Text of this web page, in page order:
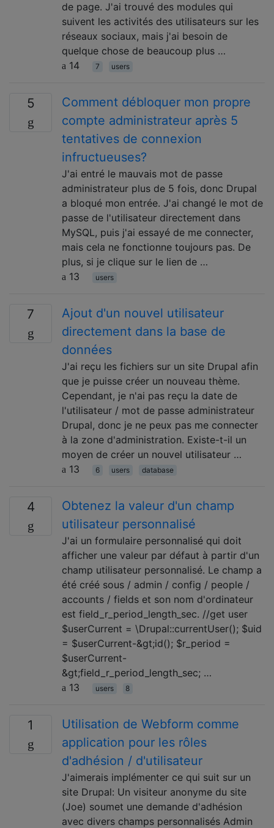
de page. J'ai trouvé des modules qui
suivent les activités des utilisateurs sur les
réseaux sociaux, mais j'ai besoin de
quelque chose de beaucoup plus …
14
7 users
5
Comment débloquer mon propre
compte administrateur après 5
tentatives de connexion
infructueuses?
J'ai entré le mauvais mot de passe
administrateur plus de 5 fois, donc Drupal
a bloqué mon entrée. J'ai changé le mot de
passe de l'utilisateur directement dans
MySQL, puis j'ai essayé de me connecter,
mais cela ne fonctionne toujours pas. De
plus, si je clique sur le lien de …
13
users
7
Ajout d'un nouvel utilisateur
directement dans la base de
données
J'ai reçu les fichiers sur un site Drupal afin
que je puisse créer un nouveau thème.
Cependant, je n'ai pas reçu la date de
l'utilisateur / mot de passe administrateur
Drupal, donc je ne peux pas me connecter
à la zone d'administration. Existe-t-il un
moyen de créer un nouvel utilisateur …
13
6 users database
4
Obtenez la valeur d'un champ
utilisateur personnalisé
J'ai un formulaire personnalisé qui doit
afficher une valeur par défaut à partir d'un
champ utilisateur personnalisé. Le champ a
été créé sous / admin / config / people /
accounts / fields et son nom d'ordinateur
est field_r_period_length_sec. //get user
$userCurrent = \Drupal::currentUser(); $uid
= $userCurrent-&gt;id(); $r_period =
$userCurrent-
&gt;field_r_period_length_sec; …
13
users 8
1
Utilisation de Webform comme
application pour les rôles
d'adhésion / d'utilisateur
J'aimerais implémenter ce qui suit sur un
site Drupal: Un visiteur anonyme du site
(Joe) soumet une demande d'adhésion
avec divers champs personnalisés Admin